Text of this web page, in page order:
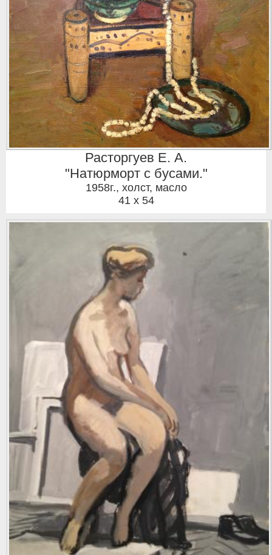
Расторгуев Е. А.
"Натюрморт с бусами."
1958г., холст, масло
41 x 54